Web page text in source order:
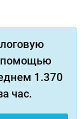
помощью
1.370
час.